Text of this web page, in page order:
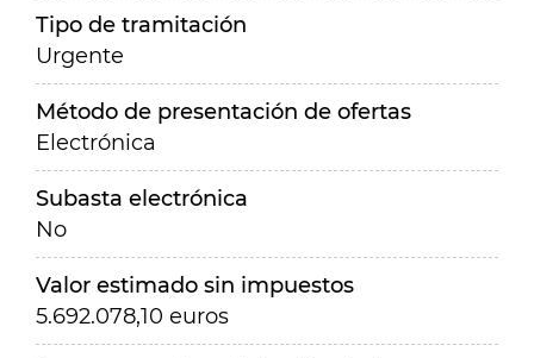
Tipo de tramitación
Urgente
Método de presentación de ofertas
Electrónica
Subasta electrónica
No
Valor estimado sin impuestos
5.692.078,10 euros